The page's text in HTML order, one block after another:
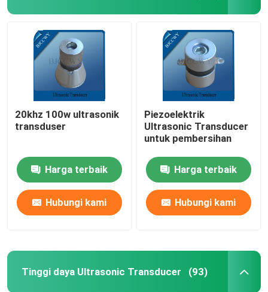
Ultrasonic Beauty Transducer
Impedansi Ultrasonik
Ultrasonic Atomizing Transducer
Ultrasonic Tubular Transducer
20khz 100w ultrasonik
transduser
Harga terbaik
Hubungi kami
Piezoelektrik
Ultrasonic Transducer
untuk pembersihan
Harga terbaik
Hubungi kami
Tinggi daya Ultrasonic Transducer (93)